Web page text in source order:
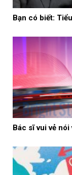
Bạn có biết:
Bác sĩ vui vẻ nói